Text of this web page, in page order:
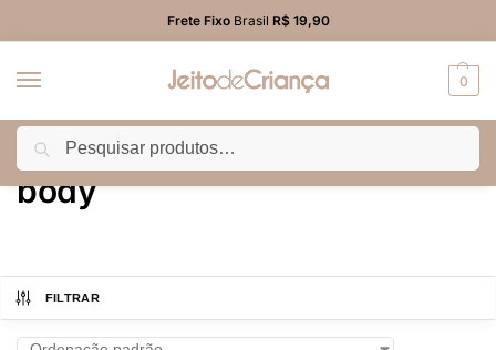
Frete FixoBrasil R$ 19,90
0
Início Produtos marcados com a tag “body”
body
FILTRAR